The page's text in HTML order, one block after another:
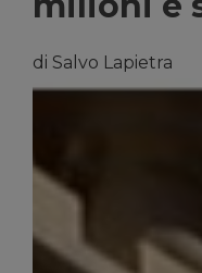
di Salvo Lapietra